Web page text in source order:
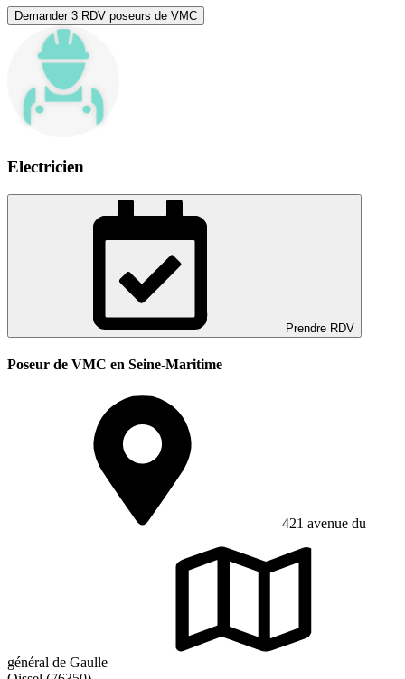
Demander 3 RDV poseurs de VMC
Electricien
Prendre RDV
Poseur de VMC en Seine-Maritime
421 avenue du
général de Gaulle